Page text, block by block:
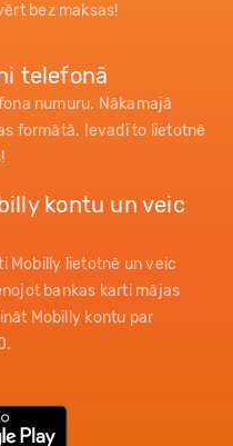
bez maksas!
telefonā
numuru. Nākamajā
formātā. Ievadi to lietotnē
kontu un veic
Mobilly lietotnē un veic
bankas karti mājas
Mobilly kontu par